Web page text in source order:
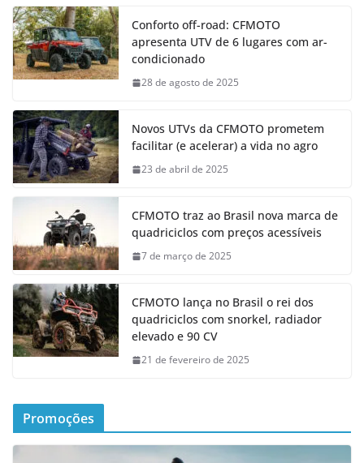
Conforto off-road: CFMOTO
apresenta UTV de 6 lugares com ar-
condicionado
28 de agosto de 2025
Novos UTVs da CFMOTO prometem
facilitar (e acelerar) a vida no agro
23 de abril de 2025
CFMOTO traz ao Brasil nova marca de
quadriciclos com preços acessíveis
7 de março de 2025
CFMOTO lança no Brasil o rei dos
quadriciclos com snorkel, radiador
elevado e 90 CV
21 de fevereiro de 2025
Promoções